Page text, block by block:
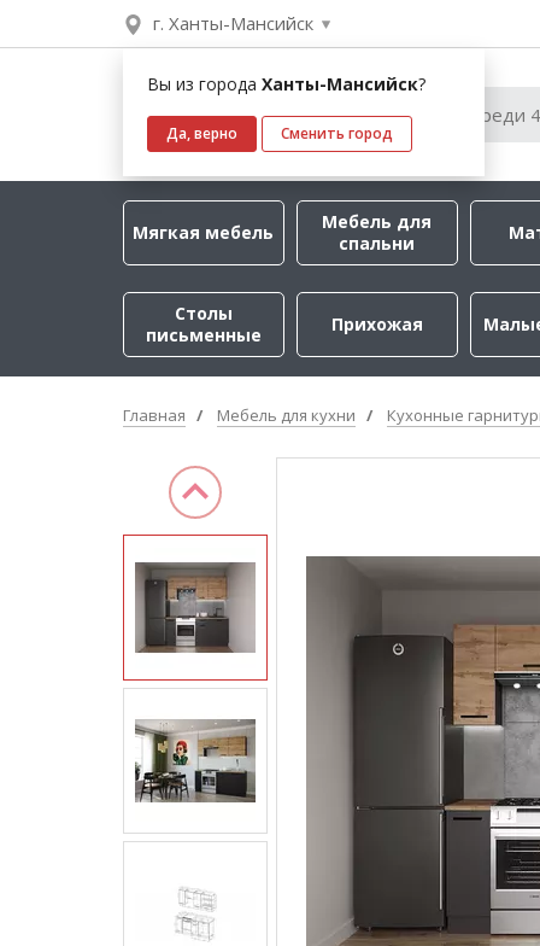
г. Ханты-Мансийск
Вы из города Ханты-Мансийск?
Да, верно Сменить город
Мягкая мебель
Мебель для
спальни
Столы
письменные
Прихожая
Главная Мебель для кухни Кухонные